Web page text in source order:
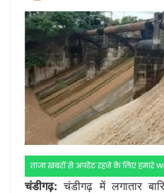
चंडीगढ़: चंडीगढ़ में लगातार